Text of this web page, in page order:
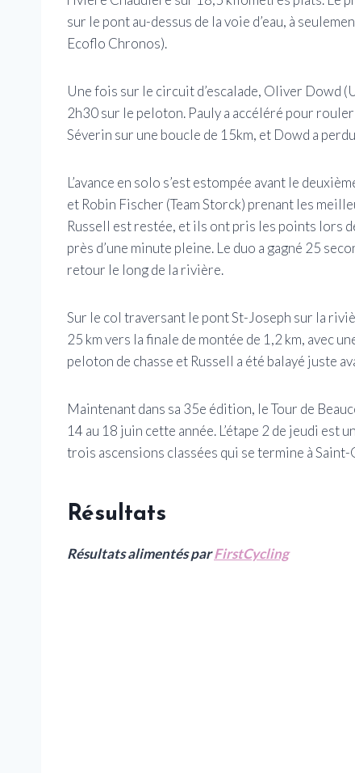
sur le pont au-dessus de la voie d’eau, à
Ecoflo Chronos).
Une fois sur le circuit d’escalade, Oliver Dowd
2h30 sur le peloton. Pauly a accéléré pour
Séverin sur une boucle de 15km, et Dowd a
L’avance en solo s’est estompée avant le
et Robin Fischer (Team Storck) prenant les
Russell est restée, et ils ont pris les points lors
près d’une minute pleine. Le duo a gagné 25
retour le long de la rivière.
Sur le col traversant le pont St-Joseph sur la
25 km vers la finale de montée de 1,2 km, avec
peloton de chasse et Russell a été balayé juste
Maintenant dans sa 35e édition, le Tour de
14 au 18 juin cette année. L’étape 2 de jeudi
trois ascensions classées qui se termine à
Résultats
Résultats alimentés parFirstCycling